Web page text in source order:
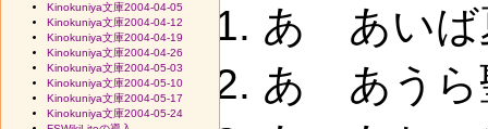
あ あい
あ あう
Kinokuniya文庫2004-04-05
Kinokuniya文庫2004-04-12
Kinokuniya文庫2004-04-19
Kinokuniya文庫2004-04-26
Kinokuniya文庫2004-05-03
Kinokuniya文庫2004-05-10
Kinokuniya文庫2004-05-17
Kinokuniya文庫2004-05-24